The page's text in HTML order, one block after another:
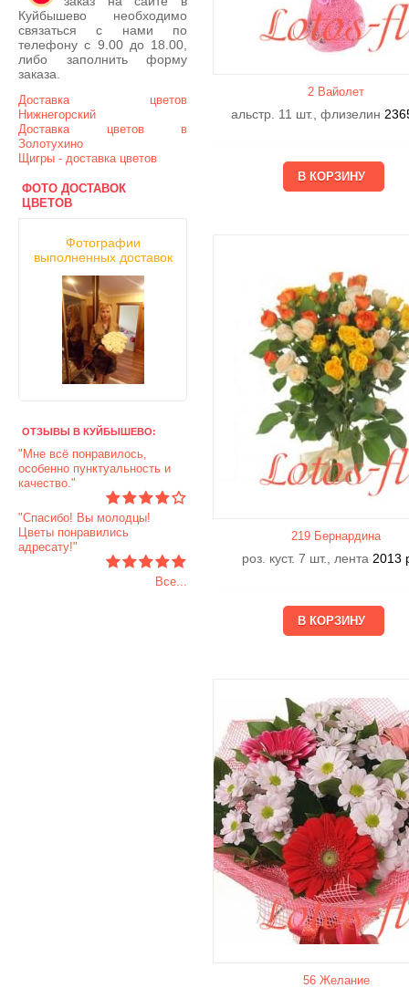
Куйбышево необходимо
связаться с нами по
телефону с 9.00 до 18.00,
либо заполнить форму
заказа.
Доставка цветов
Нижнегорский
Доставка цветов в
Золотухино
Щигры - доставка цветов
ФОТО ДОСТАВОК
ЦВЕТОВ
Фотографии
выполненных доставок
ОТЗЫВЫ В КУЙБЫШЕВО:
"Мне всё понравилось,
особенно пунктуальность и
качество."
"Спасибо! Вы молодцы!
Цветы понравились
адресату!"
Все...
2 Вайолет
альстр. 11 шт., флизелин
219 Бернардина
роз. куст. 7 шт., лента 2013
56 Желание